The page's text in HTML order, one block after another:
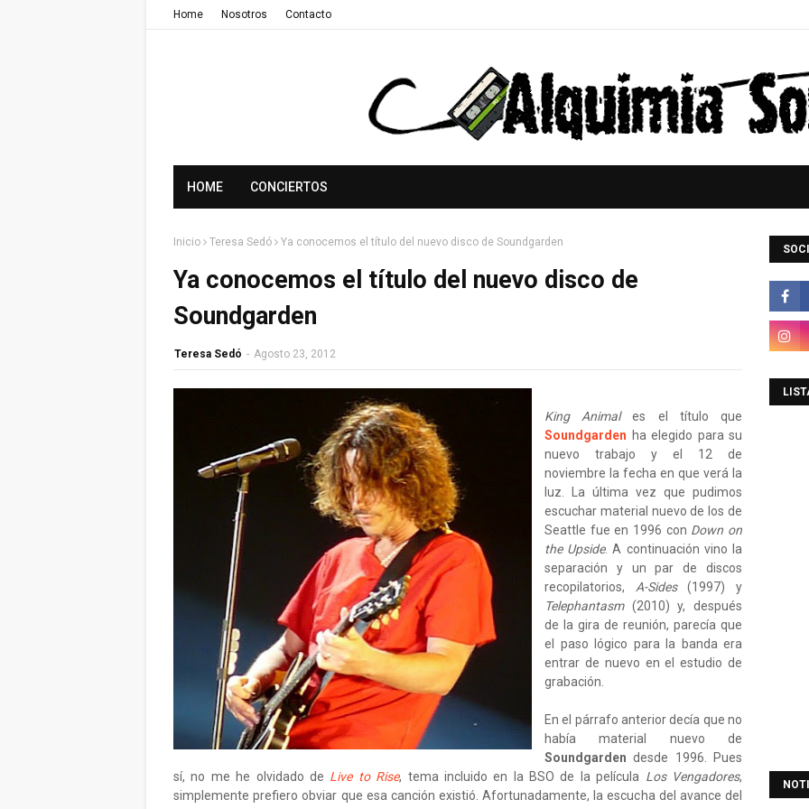
Home Nosotros Contacto
HOME CONCIERTOS
Inicio Teresa Sedó Ya conocemos el título del nuevo disco de Soundgarden
Ya conocemos el título del nuevo disco de
Soundgarden
Teresa Sedó - Agosto 23, 2012
King Animales el título que
Soundgarden ha elegido para su
nuevo trabajo y el 12 de
noviembre la fecha en que verá la
luz. La última vez que pudimos
escuchar material nuevo de los de
Seattle fue en 1996 con Down on
the Upside. A continuación vino la
separación y un par de discos
recopilatorios, A-Sides(1997) y
Telephantasm (2010) y, después
de la gira de reunión, parecía que
el paso lógico para la banda era
entrar de nuevo en el estudio de
grabación.
En el párrafo anterior decía que no
había material nuevo de
Soundgardendesde 1996. Pues
sí, no me he olvidado de Live to Rise, tema incluido en la BSO de la película Los Vengadores,
simplemente prefiero obviar que esa canción existió. Afortunadamente, la escucha del avance del